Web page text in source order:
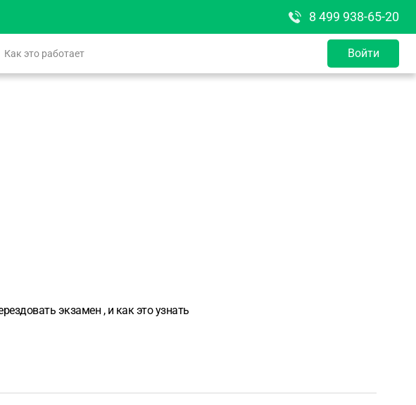
8 499 938-65-20
Как это работает Войти
экзамен , и как это узнать